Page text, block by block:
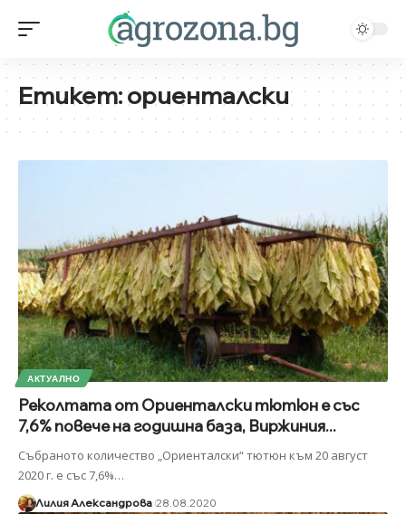
Етикет:ориенталски
АКТУАЛНО
Реколтата от Ориенталски тютюн е със
7,6% повече на годишна база, Виржиния...
Събраното количество „Ориенталски“ тютюн към 20 август
2020 г. е със 7,6%…
Лилия Александрова 28.08.2020